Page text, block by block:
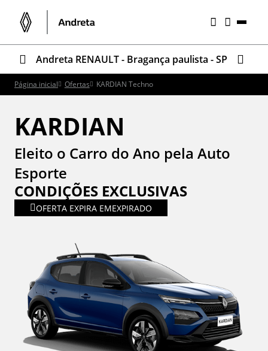
Andreta RENAULT - Bragança paulista - SP
Página inicial Ofertas KARDIAN Techno
KARDIAN
Eleito o Carro do Ano pela Auto
Esporte
CONDIÇÕES EXCLUSIVAS
OFERTA EXPIRA EMEXPIRADO